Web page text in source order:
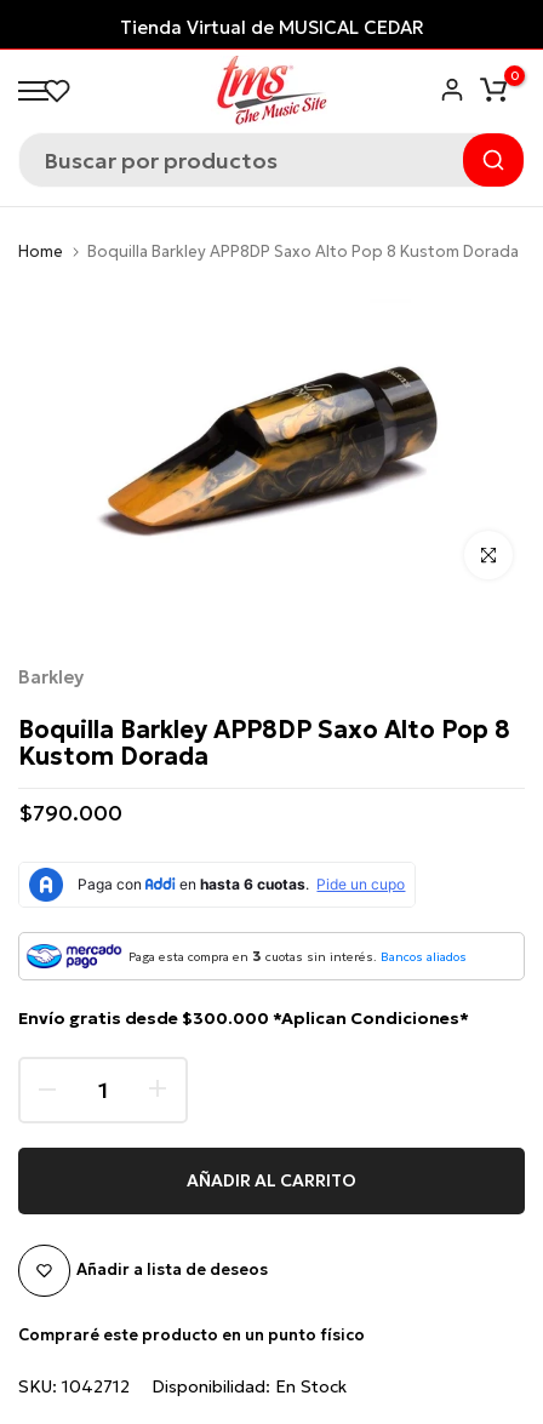
al
contenido
Tienda Virtual de MUSICAL CEDAR
0
Home Boquilla Barkley APP8DP Saxo Alto Pop 8 Kustom Dorada
Click para
Barkley
Boquilla Barkley APP8DP Saxo Alto Pop 8
Kustom Dorada
$790.000
Paga esta compra en 3 cuotas sin interés. Bancos aliados
Envío gratis desde $300.000 *Aplican Condiciones*
AÑADIR AL CARRITO
Añadir a lista de deseos
Compraré este producto en un punto físico
SKU: 1042712 Disponibilidad: En Stock